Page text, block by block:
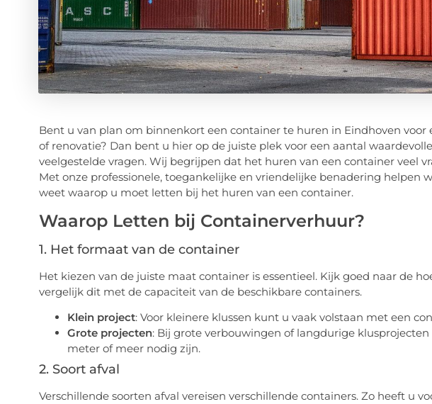
Bent u van plan om binnenkort een container te huren in Eindhoven
of renovatie? Dan bent u hier op de juiste plek voor een aantal
veelgestelde vragen. Wij begrijpen dat het huren van een container veel
Met onze professionele, toegankelijke en vriendelijke benadering helpen
weet waarop u moet letten bij het huren van een container.
Waarop Letten bij Containerverhuur?
1. Het formaat van de container
Het kiezen van de juiste maat container is essentieel. Kijk goed naar de
vergelijk dit met de capaciteit van de beschikbare containers.
Klein project: Voor kleinere klussen kunt u vaak volstaan met een
Grote projecten: Bij grote verbouwingen of langdurige
meter of meer nodig zijn.
2. Soort afval
Verschillende soorten afval vereisen verschillende containers. Zo heeft u